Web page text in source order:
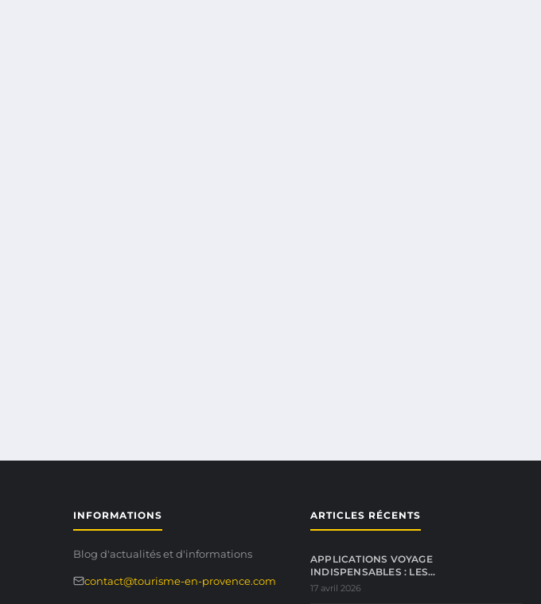
INFORMATIONS
Blog d'actualités et d'informations
contact@tourisme-en-provence.com
ARTICLES RÉCENTS
APPLICATIONS VOYAGE
INDISPENSABLES : LES…
17 avril 2026